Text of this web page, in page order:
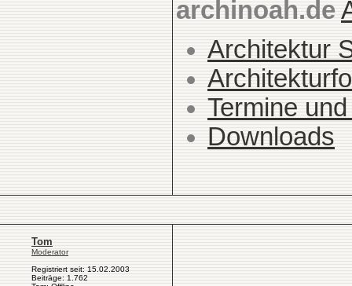
archinoah.de
Architektur
Termine
Downloads
Tom
Moderator
Registriert seit: 15.02.2003
Beiträge: 1.762